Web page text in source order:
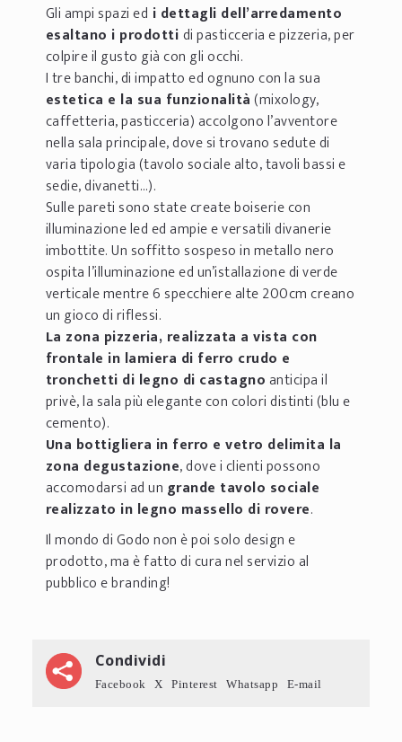
Gli ampi spazi ed i dettagli dell’arredamento
esaltano i prodottidi pasticceria e pizzeria, per
colpire il gusto già con gli occhi.
I tre banchi, di impatto ed ognuno con la sua
estetica e la sua funzionalità(mixology,
caffetteria, pasticceria) accolgono l’avventore
nella sala principale, dove si trovano sedute di
varia tipologia (tavolo sociale alto, tavoli bassi e
sedie, divanetti…).
Sulle pareti sono state create boiserie con
illuminazione led ed ampie e versatili divanerie
imbottite. Un soffitto sospeso in metallo nero
ospita l’illuminazione ed un’istallazione di verde
verticale mentre 6 specchiere alte 200cm creano
un gioco di riflessi.
La zona pizzeria, realizzata a vista con
frontale in lamiera di ferro crudo e
tronchetti di legno di castagnoanticipa il
privè, la sala più elegante con colori distinti (blu e
cemento).
Una bottigliera in ferro e vetro delimita la
zona degustazione, dove i clienti possono
accomodarsi ad un grande tavolo sociale
realizzato in legno massello di rovere.
Il mondo di Godo non è poi solo design e
prodotto, ma è fatto di cura nel servizio al
pubblico e branding!
Condividi
Facebook X Pinterest Whatsapp E-mail